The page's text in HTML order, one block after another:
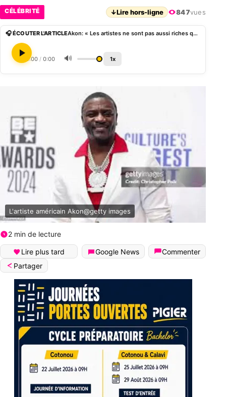
CÉLÉBRITÉ ↓Lire hors-ligne 847vues
🎧 ÉCOUTER L'ARTICLE Akon: « Les artistes ne sont pas aussi riches qu’on le croit »
0:00 / 0:00 🔊 1x
L'artiste américain Akon@getty images
2 min de lecture
Lire plus tard Google News
Commenter
Partager